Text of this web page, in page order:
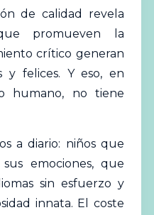
de calidad revela
promueven la
crítico generan
y felices. Y eso, en
humano, no tiene
a diario: niños que
emociones, que
sin esfuerzo y
innata. El coste